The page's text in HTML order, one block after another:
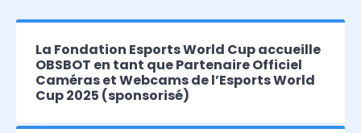
La Fondation Esports World Cup accueille
OBSBOT en tant que Partenaire Officiel
Caméras et Webcams de l’Esports World
Cup 2025 (sponsorisé)